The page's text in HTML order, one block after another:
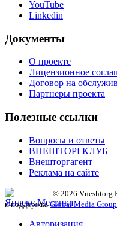
YouTube
Linkedin
Документы
О проекте
Лицензионное
Договор на
Партнеры проекта
Полезные ссылки
Вопросы и ответы
ВНЕШТОРГКЛУБ
Внешторгагент
Реклама на сайте
© 2026 Vneshtorg
и поддержкаGlobal Media Group
Авторизация